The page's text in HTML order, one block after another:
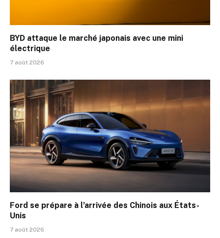
BYD attaque le marché japonais avec une mini
électrique
7 août 2026
Ford se prépare à l’arrivée des Chinois aux États-
Unis
7 août 2026